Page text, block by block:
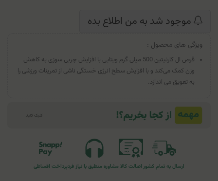
موجود شد به من اطلاع بده
ویژگی های محصول :
قرص ال کارنیتین 500 میلی گرم ویتاپی با افزایش چربی سوزی به کاهش
وزن کمک می‌کند و با افزایش سطح انرژی خستگی ناشی از تمرینات ورزشی را
به تعویق می اندازد.
ارسال به تمام کشوراصالت کالا مشاوره منطبق با نیاز فردپرداخت اقساطی